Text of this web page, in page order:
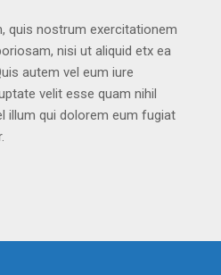
quis nostrum exercitationem
nisi ut aliquid etx ea
autem vel eum iure
velit esse quam nihil
illum qui dolorem eum fugiat